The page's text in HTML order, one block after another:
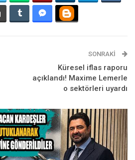
SONRAKI
Küresel iflas raporu
açıklandı! Maxime Lemerle
o sektörleri uyardı